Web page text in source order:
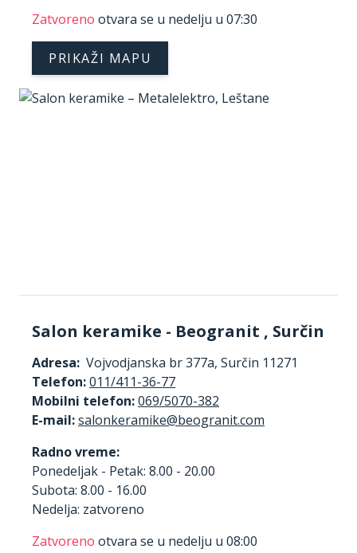
Zatvoreno otvara se u nedelju u 07:30
PRIKAŽI MAPU
Salon keramike - Beogranit , Surčin
Adresa: Vojvodjanska br 377a, Surčin 11271
Telefon:011/411-36-77
Mobilni telefon:069/5070-382
E-mail:
Radno vreme:
Ponedeljak - Petak: 8.00 - 20.00
Subota: 8.00 - 16.00
Nedelja: zatvoreno
Zatvoreno otvara se u nedelju u 08:00